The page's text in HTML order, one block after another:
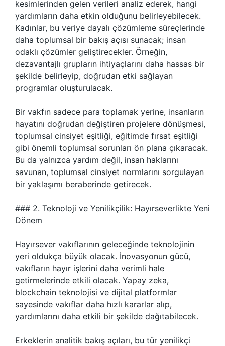
kesimlerinden gelen verileri analiz ederek, hangi
yardımların daha etkin olduğunu belirleyebilecek.
Kadınlar, bu veriye dayalı çözümleme süreçlerinde
daha toplumsal bir bakış açısı sunacak; insan
odaklı çözümler geliştirecekler. Örneğin,
dezavantajlı grupların ihtiyaçlarını daha hassas bir
şekilde belirleyip, doğrudan etki sağlayan
programlar oluşturulacak.
Bir vakfın sadece para toplamak yerine, insanların
hayatını doğrudan değiştiren projelere dönüşmesi,
toplumsal cinsiyet eşitliği, eğitimde fırsat eşitliği
gibi önemli toplumsal sorunları ön plana çıkaracak.
Bu da yalnızca yardım değil, insan haklarını
savunan, toplumsal cinsiyet normlarını sorgulayan
bir yaklaşımı beraberinde getirecek.
### 2. Teknoloji ve Yenilikçilik: Hayırseverlikte Yeni
Dönem
Hayırsever vakıflarının geleceğinde teknolojinin
yeri oldukça büyük olacak. İnovasyonun gücü,
vakıfların hayır işlerini daha verimli hale
getirmelerinde etkili olacak. Yapay zeka,
blockchain teknolojisi ve dijital platformlar
sayesinde vakıflar daha hızlı kararlar alıp,
yardımlarını daha etkili bir şekilde dağıtabilecek.
Erkeklerin analitik bakış açıları, bu tür yenilikçi